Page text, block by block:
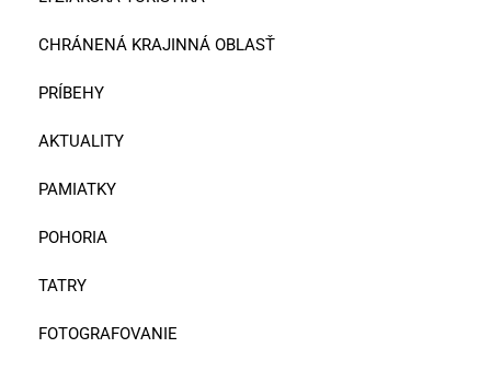
CHRÁNENÁ KRAJINNÁ OBLASŤ
PRÍBEHY
AKTUALITY
PAMIATKY
POHORIA
TATRY
FOTOGRAFOVANIE